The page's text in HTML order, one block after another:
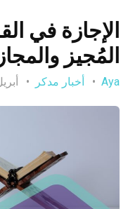
الإجازة في
المُجيز والمجاز
Aya أخبار مدكر أبريل 17,